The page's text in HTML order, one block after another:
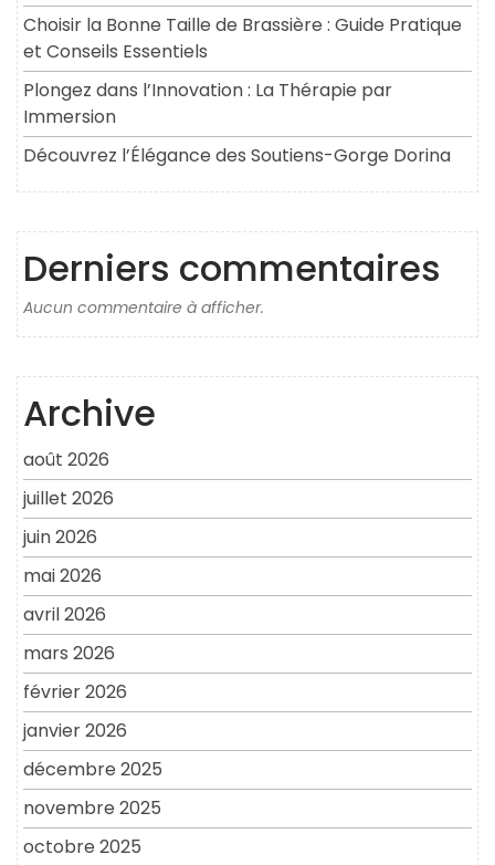
Choisir la Bonne Taille de Brassière : Guide Pratique
et Conseils Essentiels
Plongez dans l’Innovation : La Thérapie par
Immersion
Découvrez l’Élégance des Soutiens-Gorge Dorina
Derniers commentaires
Aucun commentaire à afficher.
Archive
août 2026
juillet 2026
juin 2026
mai 2026
avril 2026
mars 2026
février 2026
janvier 2026
décembre 2025
novembre 2025
octobre 2025